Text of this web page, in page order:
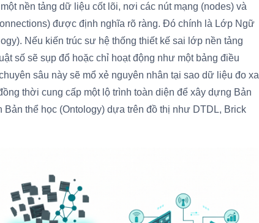
nền tảng dữ liệu cốt lõi, nơi các nút mạng (nodes) và
được định nghĩa rõ ràng. Đó chính là Lớp Ngữ
Nếu kiến trúc sư hệ thống thiết kế sai lớp nền tảng
số sẽ sụp đổ hoặc chỉ hoạt động như một bảng điều
sâu này sẽ mổ xẻ nguyên nhân tại sao dữ liệu đo xa
thời cung cấp một lộ trình toàn diện để xây dựng Bản
Bản thể học (Ontology) dựa trên đồ thị như DTDL, Brick